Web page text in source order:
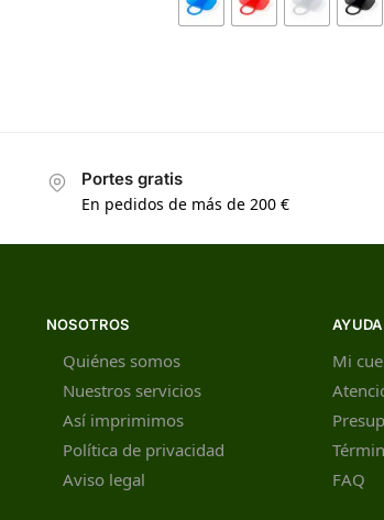
Portes gratis
En pedidos de más de 200 €
NOSOTROS
Quiénes somos
Nuestros servicios
Así imprimimos
Política de privacidad
Aviso legal
AYUDA
Mi
FAQ